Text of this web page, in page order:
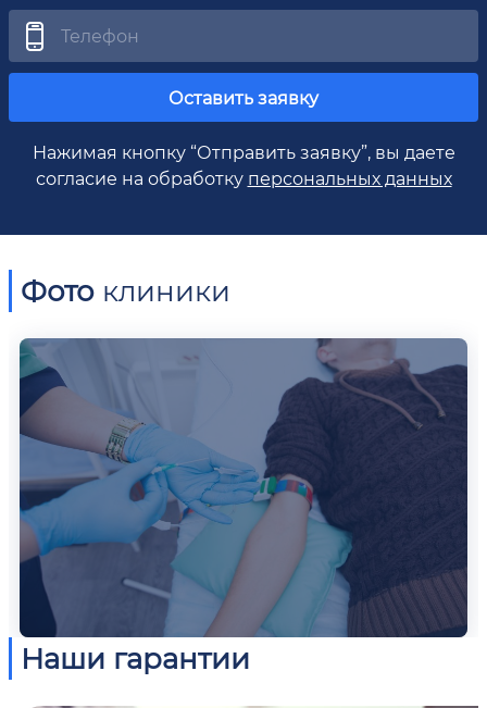
Оставить заявку
Нажимая кнопку “Отправить заявку”, вы даете
согласие на обработку персональных данных
Фото клиники
Наши гарантии